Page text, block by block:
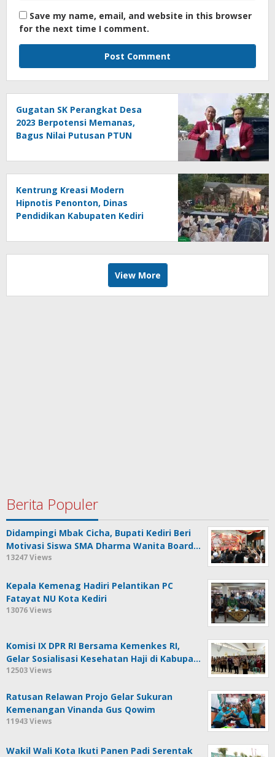
Save my name, email, and website in this browser
for the next time I comment.
Gugatan SK Perangkat Desa
2023 Berpotensi Memanas,
Bagus Nilai Putusan PTUN
Kentrung Kreasi Modern
Hipnotis Penonton, Dinas
Pendidikan Kabupaten Kediri
View More
Berita Populer
Didampingi Mbak Cicha, Bupati Kediri Beri
Motivasi Siswa SMA Dharma Wanita Board…
13247 Views
Kepala Kemenag Hadiri Pelantikan PC
Fatayat NU Kota Kediri
13076 Views
Komisi IX DPR RI Bersama Kemenkes RI,
Gelar Sosialisasi Kesehatan Haji di Kabupa…
12503 Views
Ratusan Relawan Projo Gelar Sukuran
Kemenangan Vinanda Gus Qowim
11943 Views
Wakil Wali Kota Ikuti Panen Padi Serentak